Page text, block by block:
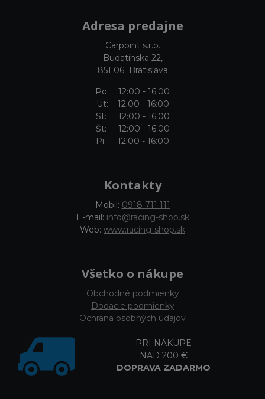
Adresa predajne
Carpoint s.r.o.
Budatínska 22,
851 06 Bratislava
Po: 12:00 - 16:00
Ut: 12:00 - 16:00
St: 12:00 - 16:00
Št: 12:00 - 16:00
Pi: 12:00 - 16:00
Kontakty
Mobil: 0918 711 111
E-mail: info@racing-shop.sk
Web: www.racing-shop.sk
Všetko o nákupe
Obchodné podmienky
Dodacie podmienky
Ochrana osobných údajov
PRI NÁKUPE
NAD 200 €
DOPRAVA ZADARMO